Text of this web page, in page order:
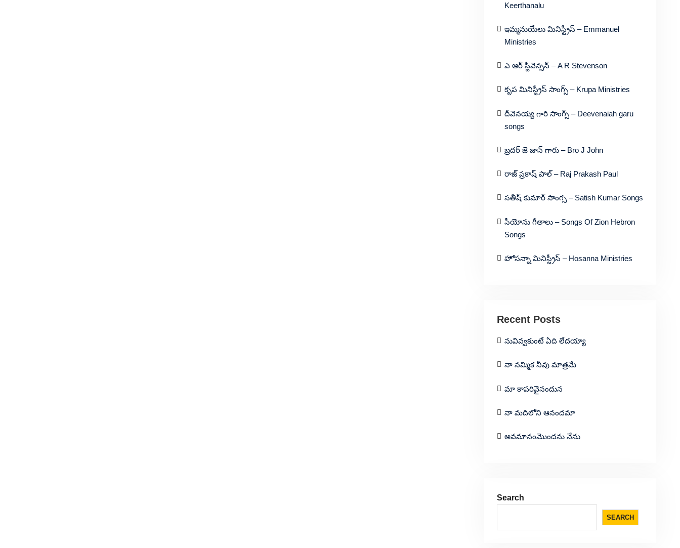
Keerthanalu
ఇమ్మనుయేలు మినిస్ట్రీస్ – Emmanuel
Ministries
ఎ ఆర్ స్టీవెన్సన్ – A R Stevenson
కృప మినిస్ట్రీస్ సాంగ్స్ – Krupa Ministries
దీవెనయ్య గారి సాంగ్స్ – Deevenaiah garu
songs
బ్రదర్ జె జాన్ గారు – Bro J John
రాజ్ ప్రకాష్ పాల్ – Raj Prakash Paul
సతీష్ కుమార్ సాంగ్స – Satish Kumar Songs
సీయోను గీతాలు – Songs Of Zion Hebron
Songs
హోసన్నా మినిస్ట్రీస్ – Hosanna Ministries
Recent Posts
నువివ్వకుంటే ఏది లేదయ్యా
నా నమ్మిక నీవు మాత్రమే
మా కాపరివైనందున
నా మదిలోని ఆనందమా
అవమానంమొందను నేను
Search
SEARCH